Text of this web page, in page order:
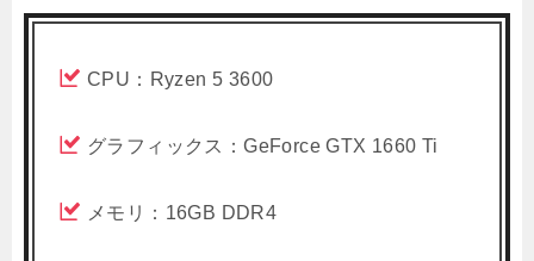
CPU：Ryzen 5 3600
グラフィックス：GeForce GTX 1660 Ti
メモリ：16GB DDR4